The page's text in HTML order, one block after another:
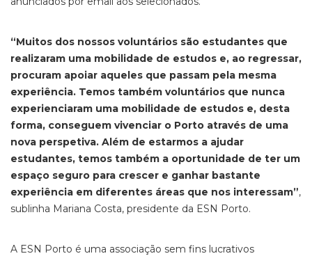
“Muitos dos nossos voluntários são estudantes que
realizaram uma mobilidade de estudos e, ao regressar,
procuram apoiar aqueles que passam pela mesma
experiência. Temos também voluntários que nunca
experienciaram uma mobilidade de estudos e, desta
forma, conseguem vivenciar o Porto através de uma
nova perspetiva. Além de estarmos a ajudar
estudantes, temos também a oportunidade de ter um
espaço seguro para crescer e ganhar bastante
experiência em diferentes áreas que nos interessam”,
sublinha Mariana Costa, presidente da ESN Porto.
A ESN Porto é uma associação sem fins lucrativos